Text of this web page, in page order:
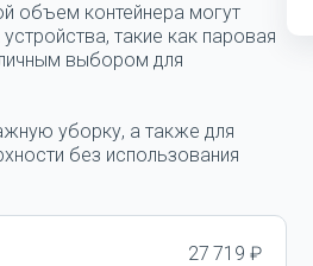
объем контейнера могут
такие как паровая
выбором для
уборку, а также для
без использования
27 719 ₽